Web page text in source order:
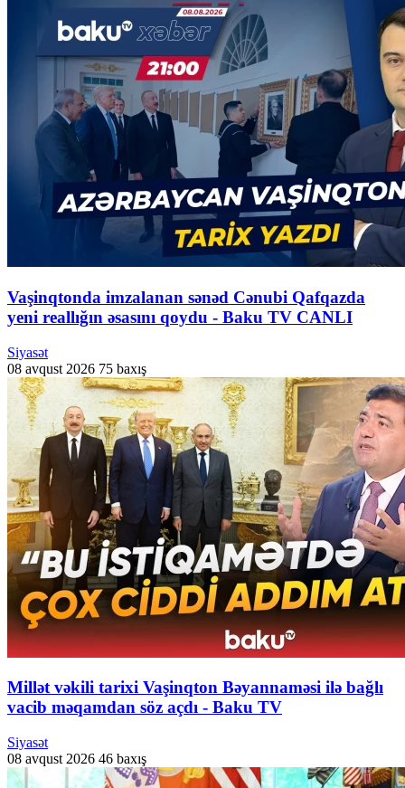
Vaşinqtonda imzalanan sənəd Cənubi Qafqazda
yeni reallığın əsasını qoydu - Baku TV CANLI
Siyasət
08 avqust 2026 75 baxış
Millət vəkili tarixi Vaşinqton Bəyannaməsi ilə bağlı
vacib məqamdan söz açdı - Baku TV
Siyasət
08 avqust 2026 46 baxış